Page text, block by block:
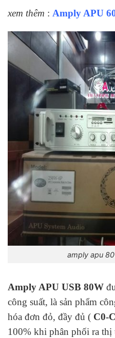
xem thêm : Amply APU
amply apu
Amply APU USB 80W
công suất, là sản phẩm
hóa đơn đỏ, đầy đủ ( C0-
100% khi phân phối ra thị